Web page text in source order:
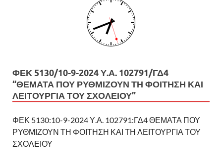
ΦΕΚ 5130/10-9-2024 Υ.Α. 102791/ΓΔ4
“ΘΕΜΑΤΑ ΠΟΥ ΡΥΘΜΙΖΟΥΝ ΤΗ ΦΟΙΤΗΣΗ ΚΑΙ
ΛΕΙΤΟΥΡΓΙΑ ΤΟΥ ΣΧΟΛΕΙΟΥ”
ΦΕΚ 5130:10-9-2024 Υ.Α. 102791:ΓΔ4 ΘΕΜΑΤΑ ΠΟΥ
ΡΥΘΜΙΖΟΥΝ ΤΗ ΦΟΙΤΗΣΗ ΚΑΙ ΤΗ ΛΕΙΤΟΥΡΓΙΑ ΤΟΥ
ΣΧΟΛΕΙΟΥ